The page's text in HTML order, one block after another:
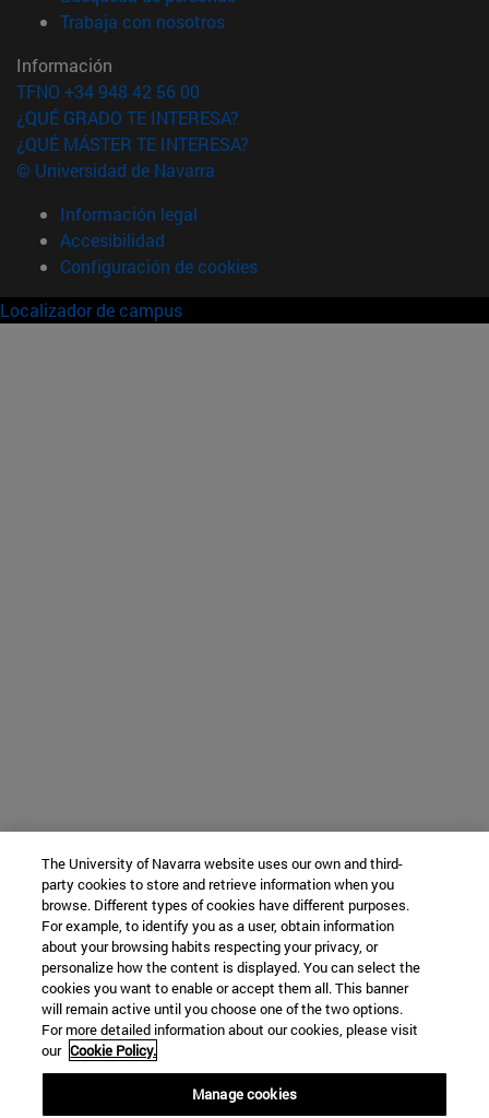
Trabaja con nosotros(abre en nueva ventana)
Información
TFNO +34 948 42 56 00
¿QUÉ GRADO TE INTERESA?
¿QUÉ MÁSTER TE INTERESA?
© Universidad de Navarra
Información legal
Accesibilidad
Configuración de cookies
Localizador de campus
The University of Navarra website uses our own and third-
party cookies to store and retrieve information when you
browse. Different types of cookies have different purposes.
For example, to identify you as a user, obtain information
about your browsing habits respecting your privacy, or
personalize how the content is displayed. You can select the
cookies you want to enable or accept them all. This banner
will remain active until you choose one of the two options.
For more detailed information about our cookies, please visit
our Cookie Policy.
Manage cookies